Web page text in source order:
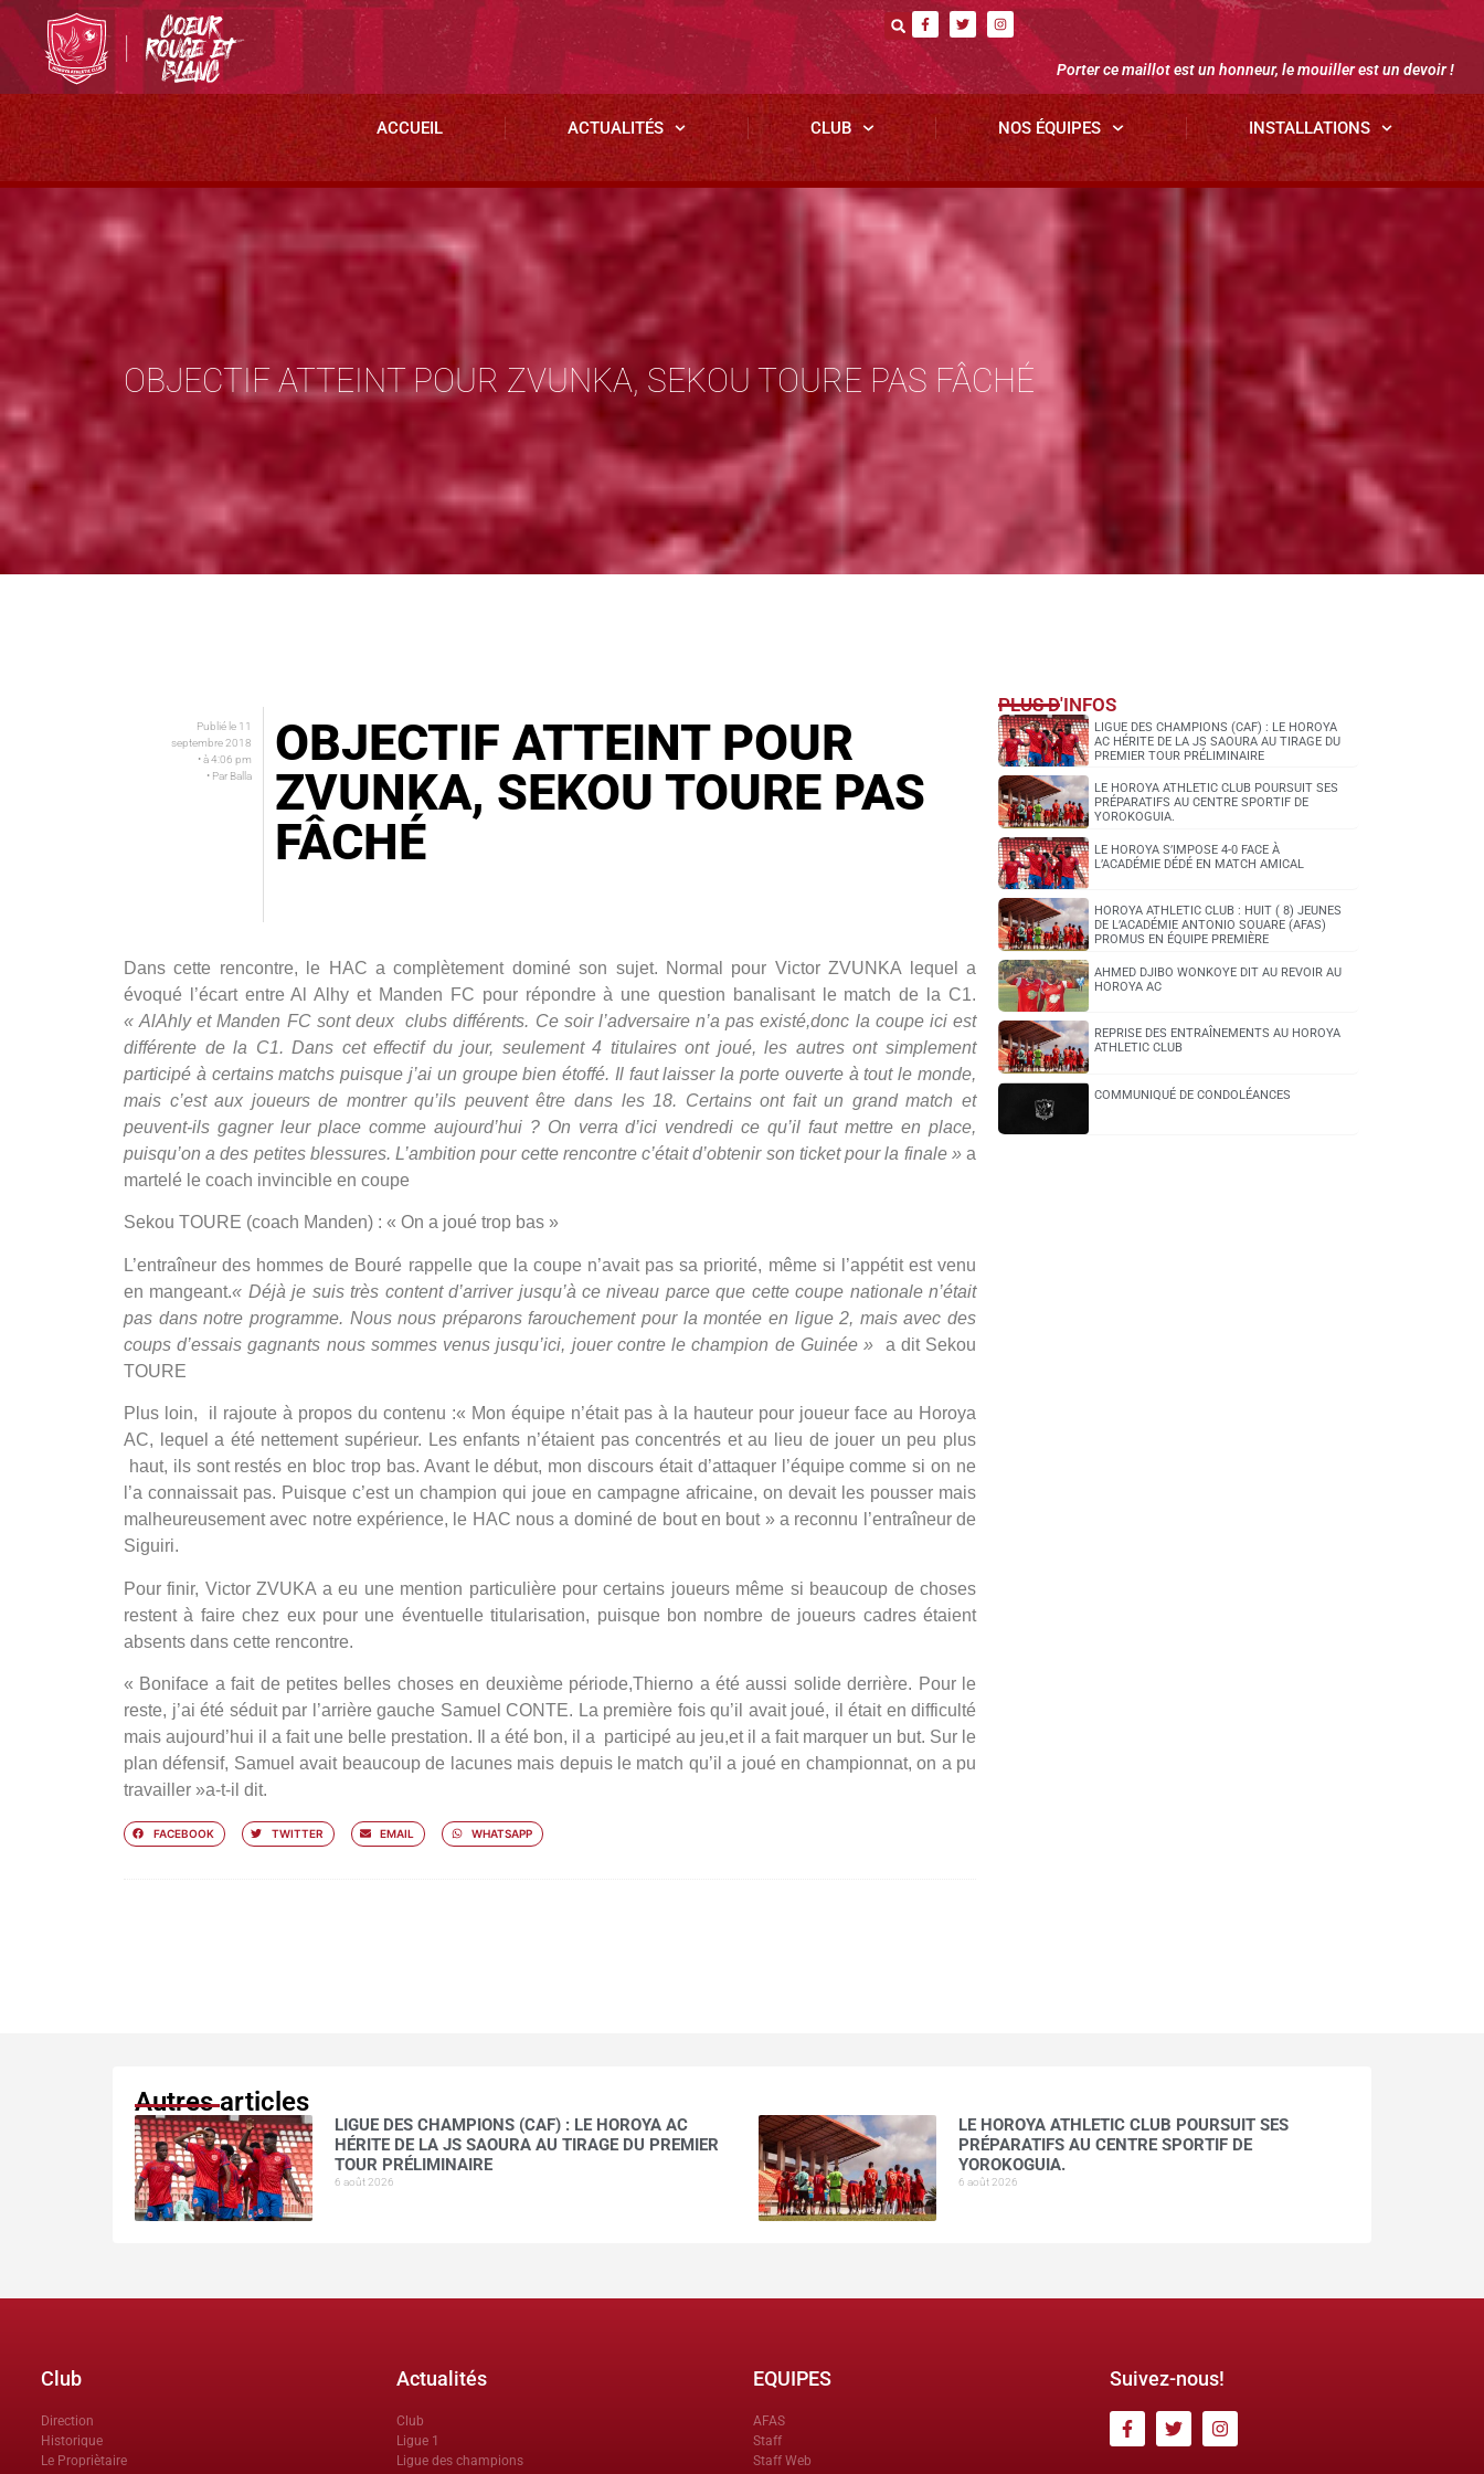
Porter ce maillot est un honneur, le mouiller est un devoir !
ACCUEIL ACTUALITÉS CLUB NOS ÉQUIPES INSTALLATIONS
OBJECTIF ATTEINT POUR ZVUNKA, SEKOU TOURE PAS FÂCHÉ
Publié le 11
septembre 2018
• à4:06 pm
• ParBalla
OBJECTIF ATTEINT POUR
ZVUNKA, SEKOU TOURE PAS
FÂCHÉ
Dans cette rencontre, le HAC a complètement dominé son sujet. Normal pour Victor ZVUNKA lequel a
évoqué l’écart entre Al Alhy et Manden FC pour répondre à une question banalisant le match de la C1.
« AlAhly et Manden FC sont deux clubs différents. Ce soir l’adversaire n’a pas existé,donc la coupe ici est
différente de la C1. Dans cet effectif du jour, seulement 4 titulaires ont joué, les autres ont simplement
participé à certains matchs puisque j’ai un groupe bien étoffé. Il faut laisser la porte ouverte à tout le monde,
mais c’est aux joueurs de montrer qu’ils peuvent être dans les 18. Certains ont fait un grand match et
peuvent-ils gagner leur place comme aujourd’hui ? On verra d’ici vendredi ce qu’il faut mettre en place,
puisqu’on a des petites blessures. L’ambition pour cette rencontre c’était d’obtenir son ticket pour la finale »a
martelé le coach invincible en coupe
Sekou TOURE (coach Manden) : « On a joué trop bas »
L’entraîneur des hommes de Bouré rappelle que la coupe n’avait pas sa priorité, même si l’appétit est venu
en mangeant.« Déjà je suis très content d’arriver jusqu’à ce niveau parce que cette coupe nationale n’était
pas dans notre programme. Nous nous préparons farouchement pour la montée en ligue 2, mais avec des
coups d’essais gagnants nous sommes venus jusqu’ici, jouer contre le champion de Guinée »
a dit Sekou
TOURE
Plus loin, il rajoute à propos du contenu :« Mon équipe n’était pas à la hauteur pour joueur face au Horoya
AC, lequel a été nettement supérieur. Les enfants n’étaient pas concentrés et au lieu de jouer un peu plus
haut, ils sont restés en bloc trop bas. Avant le début, mon discours était d’attaquer l’équipe comme si on ne
l’a connaissait pas. Puisque c’est un champion qui joue en campagne africaine, on devait les pousser mais
malheureusement avec notre expérience, le HAC nous a dominé de bout en bout »a reconnu l’entraîneur de
Siguiri.
Pour finir, Victor ZVUKA a eu une mention particulière pour certains joueurs même si beaucoup de choses
restent à faire chez eux pour une éventuelle titularisation, puisque bon nombre de joueurs cadres étaient
absents dans cette rencontre.
« Boniface a fait de petites belles choses en deuxième période,Thierno a été aussi solide derrière. Pour le
reste, j’ai été séduit par l’arrière gauche Samuel CONTE. La première fois qu’il avait joué, il était en difficulté
mais aujourd’hui il a fait une belle prestation. Il a été bon, il a participé au jeu,et il a fait marquer un but. Sur le
plan défensif, Samuel avait beaucoup de lacunes mais depuis le match qu’il a joué en championnat, on a pu
travailler »a-t-il dit.
FACEBOOK TWITTER EMAIL WHATSAPP
PLUS D'INFOS
LIGUE DES CHAMPIONS (CAF) : LE HOROYA
AC HÉRITE DE LA JS SAOURA AU TIRAGE DU
PREMIER TOUR PRÉLIMINAIRE
LE HOROYA ATHLETIC CLUB POURSUIT SES
PRÉPARATIFS AU CENTRE SPORTIF DE
YOROKOGUIA.
LE HOROYA S’IMPOSE 4-0 FACE À
L’ACADÉMIE DÉDÉ EN MATCH AMICAL
HOROYA ATHLETIC CLUB : HUIT ( 8) JEUNES
DE L’ACADÉMIE ANTONIO SOUARE (AFAS)
PROMUS EN ÉQUIPE PREMIÈRE
AHMED DJIBO WONKOYE DIT AU REVOIR AU
HOROYA AC
REPRISE DES ENTRAÎNEMENTS AU HOROYA
ATHLETIC CLUB
COMMUNIQUÉ DE CONDOLÉANCES
Autres articles
LIGUE DES CHAMPIONS (CAF) : LE HOROYA AC
HÉRITE DE LA JS SAOURA AU TIRAGE DU PREMIER
TOUR PRÉLIMINAIRE
6 août 2026
LE HOROYA ATHLETIC CLUB POURSUIT SES
PRÉPARATIFS AU CENTRE SPORTIF DE
YOROKOGUIA.
6 août 2026
Club
Direction
Historique
Le Propriètaire
Actualités
Club
Ligue 1
Ligue des champions
EQUIPES
AFAS
Staff
Staff Web
Suivez-nous!